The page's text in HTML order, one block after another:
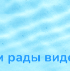
рады